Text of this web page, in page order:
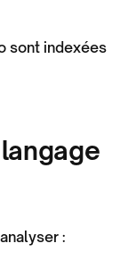
sont indexées
: